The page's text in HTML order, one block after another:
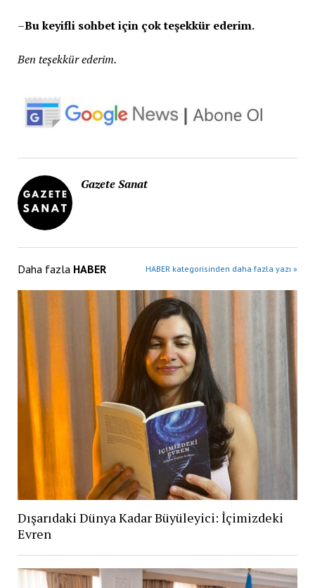
–Bu keyifli sohbet için çok teşekkür ederim.
Ben teşekkür ederim.
Gazete Sanat
Daha fazla HABER HABER kategorisinden daha fazla yazı »
Dışarıdaki Dünya Kadar Büyüleyici: İçimizdeki
Evren